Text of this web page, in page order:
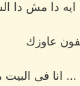
دا مش دا
عاوزك
... انا فى